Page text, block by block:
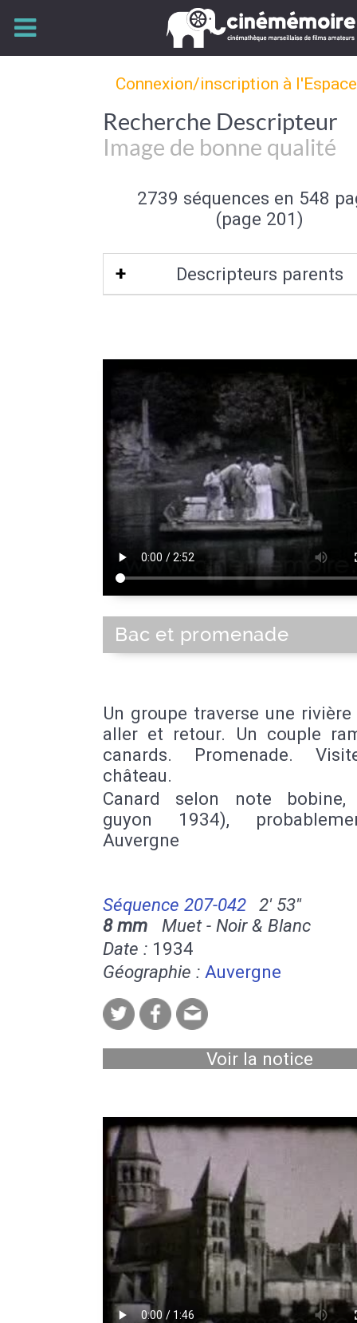
Connexion/inscription à
Recherche Descripteur
Image de bonne qualité
2739 séquences en 548
(page 201)
Descripteurs parents
Bac et promenade
Un groupe traverse une rivière
aller et retour. Un couple
canards. Promenade.
château.
Canard selon note bobine,
guyon 1934),
Auvergne
Séquence 207-042
2' 53''
8 mm Muet - Noir & Blanc
Date : 1934
Géographie : Auvergne
Voir la notice